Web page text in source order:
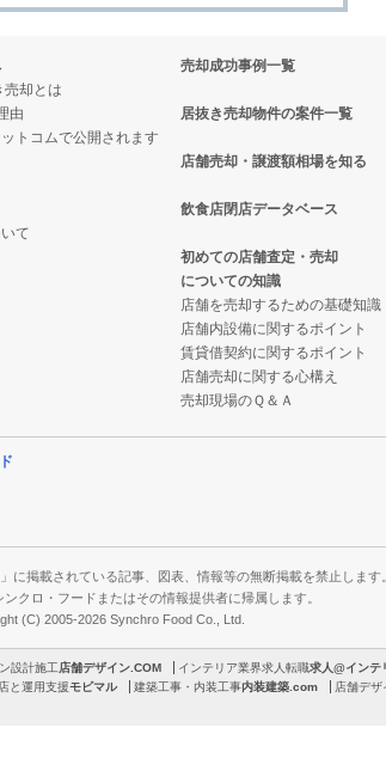
売却とは
由
トコムで公開されます
て
売却成功事例一覧
居抜き売却物件の案件一覧
店舗売却・譲渡額相場を知る
飲食店閉店データベース
初めての店舗査定・売却
についての知識
店舗を売却するための基礎知識
店舗内設備に関するポイント
賃貸借契約に関するポイント
店舗売却に関する心構え
売却現場のＱ＆Ａ
に掲載されている記事、図表、情報等の無断掲載を禁止します。
クロ・フードまたはその情報提供者に帰属します。
(C) 2005-2026 Synchro Food Co., Ltd.
設計施工店舗デザイン.COM インテリア業界求人転職求人@インテ
と運用支援モビマル 建築工事・内装工事内装建築.com 店舗デザ